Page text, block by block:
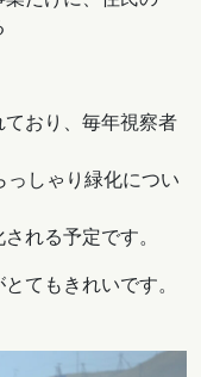
おり、毎年視察者
っしゃり緑化につい
れる予定です。
てもきれいです。